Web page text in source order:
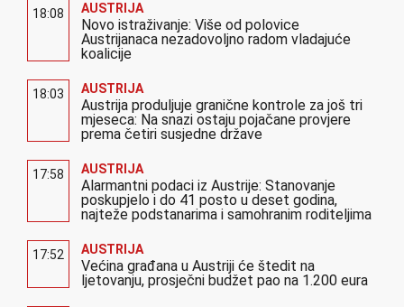
18:08 AUSTRIJA
Novo istraživanje: Više od polovice
Austrijanaca nezadovoljno radom vladajuće
koalicije
18:03 AUSTRIJA
Austrija produljuje granične kontrole za još tri
mjeseca: Na snazi ostaju pojačane provjere
prema četiri susjedne države
17:58 AUSTRIJA
Alarmantni podaci iz Austrije: Stanovanje
poskupjelo i do 41 posto u deset godina,
najteže podstanarima i samohranim roditeljima
17:52 AUSTRIJA
Većina građana u Austriji će štedit na
ljetovanju, prosječni budžet pao na 1.200 eura